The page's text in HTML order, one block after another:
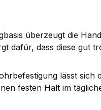
überzeugt die
dafür, dass diese gut
lässt
festen Halt im